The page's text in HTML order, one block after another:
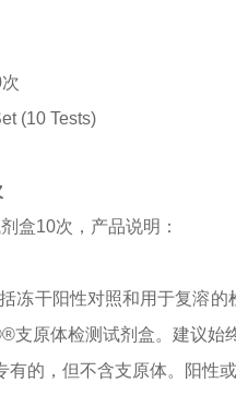
(10 Tests)
盒10次， 产品说明 ：
冻干阳性对照和用于复溶
支原体检测试剂盒。建议
的，但不含支原体。阳性